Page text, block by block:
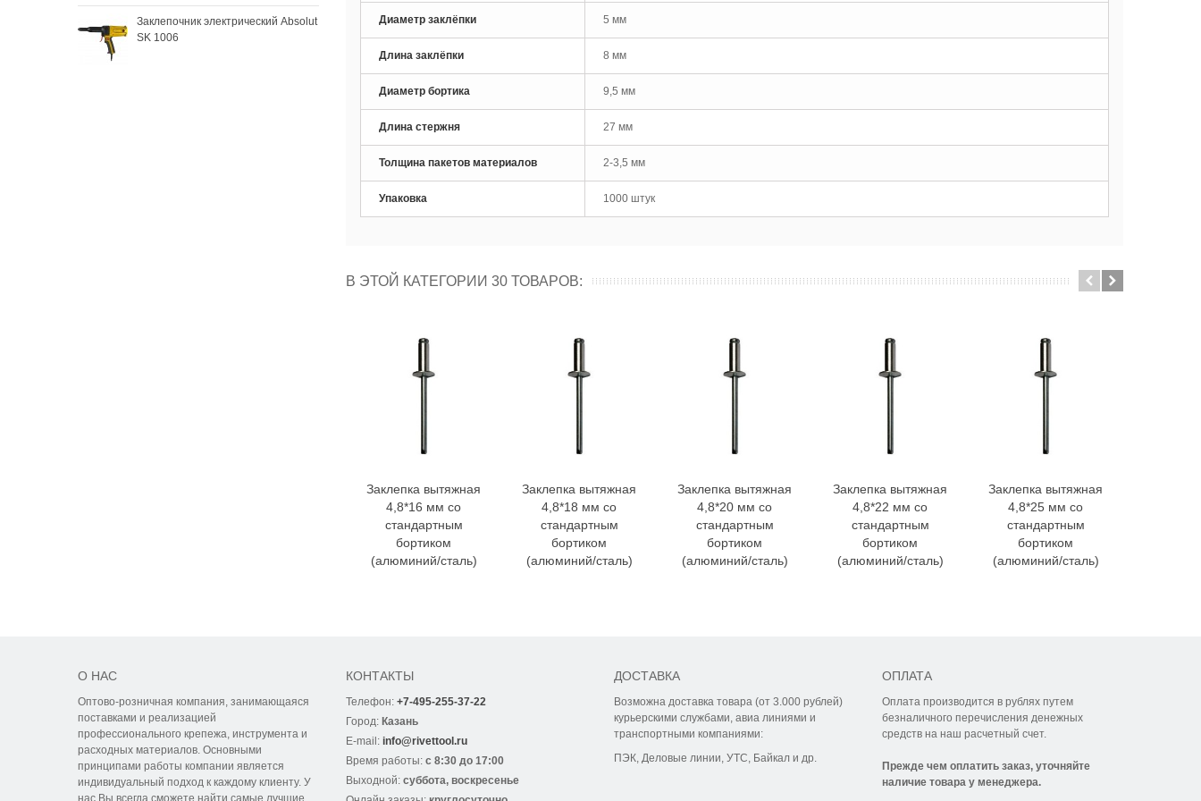
Заклепочник электрический Absolut
SK 1006
Заклепочник аккумуляторный
SKytools SK50R
Диаметр заклёпки 5 мм
Длина заклёпки 8 мм
Диаметр бортика 9,5 мм
Длина стержня 27 мм
Толщина пакетов материалов 2-3,5 мм
Упаковка 1000 штук
В ЭТОЙ КАТЕГОРИИ 30 ТОВАРОВ:
Заклепка вытяжная
4,8*16 мм со
стандартным
бортиком
(алюминий/сталь)
Заклепка вытяжная
4,8*18 мм со
стандартным
бортиком
(алюминий/сталь)
Заклепка вытяжная
4,8*20 мм со
стандартным
бортиком
(алюминий/сталь)
Заклепка вытяжная
4,8*22 мм со
стандартным
бортиком
(алюминий/сталь)
Заклепка вытяжная
4,8*25 мм со
стандартным
бортиком
(алюминий/сталь)
О НАС
Оптово-розничная компания, занимающаяся
поставками и реализацией
профессионального крепежа, инструмента и
расходных материалов. Основными
принципами работы компании является
индивидуальный подход к каждому клиенту. У
КОНТАКТЫ
Телефон: +7-495-255-37-22
Город: Казань
E-mail: info@rivettool.ru
Время работы: с 8:30 до 17:00
Выходной: суббота, воскресенье
ДОСТАВКА
Возможна доставка товара (от 3.000 рублей)
курьерскими службами, авиа линиями и
транспортными компаниями:
ПЭК, Деловые линии, УТС, Байкал и др.
ОПЛАТА
Оплата производится в рублях путем
безналичного перечисления денежных
средств на наш расчетный счет.
Прежде чем оплатить заказ, уточняйте
наличие товара у менеджера.